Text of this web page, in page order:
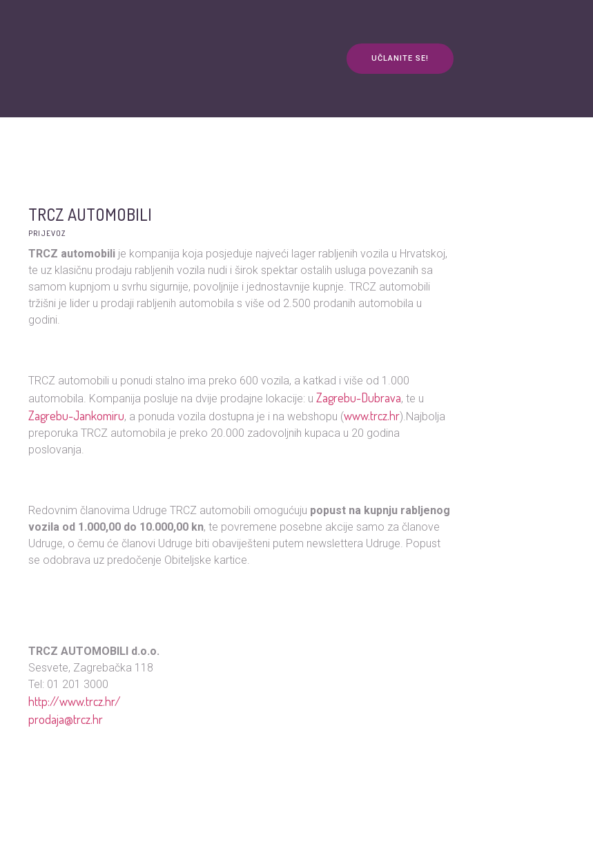
UČLANITE SE!
TRCZ AUTOMOBILI
PRIJEVOZ
TRCZ automobili je kompanija koja posjeduje najveći lager rabljenih vozila u Hrvatskoj,
te uz klasičnu prodaju rabljenih vozila nudi i širok spektar ostalih usluga povezanih sa
samom kupnjom u svrhu sigurnije, povoljnije i jednostavnije kupnje. TRCZ automobili
tržišni je lider u prodaji rabljenih automobila s više od 2.500 prodanih automobila u
godini.
TRCZ automobili u ponudi stalno ima preko 600 vozila, a katkad i više od 1.000
automobila. Kompanija posluje na dvije prodajne lokacije: uZagrebu-Dubrava, te u
Zagrebu-Jankomiru, a ponuda vozila dostupna je i na webshopu (www.trcz.hr).Najbolja
preporuka TRCZ automobila je preko 20.000 zadovoljnih kupaca u 20 godina
poslovanja.
Redovnim članovima Udruge TRCZ automobili omogućuju popust na kupnju rabljenog
vozila od 1.000,00 do 10.000,00 kn, te povremene posebne akcije samo za članove
Udruge, o čemu će članovi Udruge biti obaviješteni putem newslettera Udruge. Popust
se odobrava uz predočenje Obiteljske kartice.
TRCZ AUTOMOBILI d.o.o.
Sesvete, Zagrebačka 118
Tel: 01 201 3000
http://www.trcz.hr/
prodaja@trcz.hr